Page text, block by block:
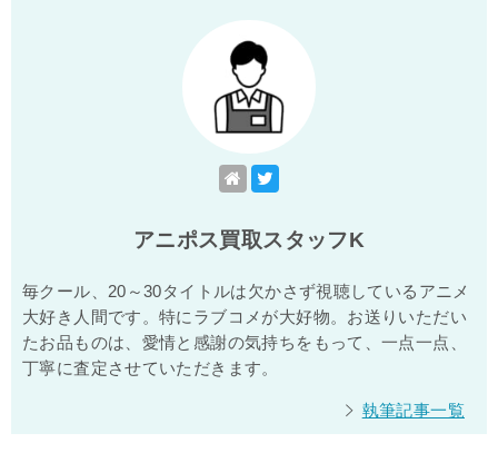
アニポス買取スタッフK
毎クール、20～30タイトルは欠かさず視聴しているアニメ
大好き人間です。特にラブコメが大好物。お送りいただい
たお品ものは、愛情と感謝の気持ちをもって、一点一点、
丁寧に査定させていただきます。
執筆記事一覧